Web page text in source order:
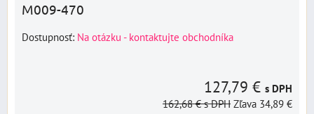
M009-470
Dostupnosť: Na otázku - kontaktujte obchodníka
127,79 € s DPH
162,68 €s DPH Zľava 34,89 €